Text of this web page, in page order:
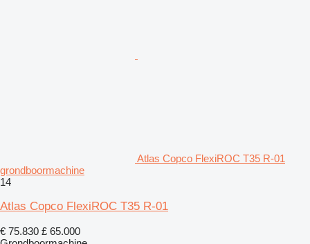
Atlas Copco FlexiROC T35 R-01
grondboormachine
14
Atlas Copco FlexiROC T35 R-01
€ 75.830 £ 65.000